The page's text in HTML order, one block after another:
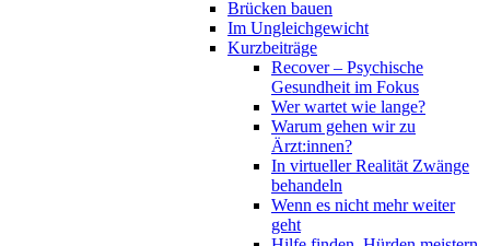
Brücken bauen
Im Ungleichgewicht
Kurzbeiträge
Recover – Psychische
Gesundheit im Fokus
Wer wartet wie lange?
Warum gehen wir zu
Ärzt:innen?
In virtueller Realität Zwänge
behandeln
Wenn es nicht mehr weiter
geht